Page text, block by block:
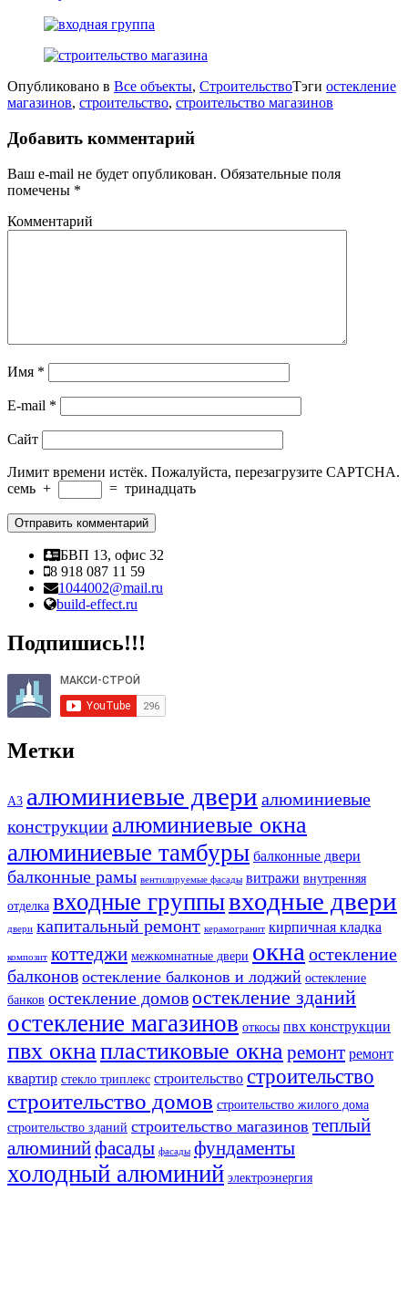
Опубликовано в Все объекты, СтроительствоТэги остекление
магазинов, строительство, строительство магазинов
Добавить комментарий
Ваш e-mail не будет опубликован. Обязательные поля
помечены *
Комментарий
Имя *
E-mail *
Сайт
Лимит времени истёк. Пожалуйста, перезагрузите CAPTCHA.
семь + = тринадцать
БВП 13, офис 32
8 918 087 11 59
1044002@mail.ru
build-effect.ru
Подпишись!!!
Метки
А3 алюминиевые двери алюминиевые
конструкции алюминиевые окна
алюминиевые тамбуры балконные двери
балконные рамы вентилируемые фасады витражи внутренняя
отделка входные группывходные двери
двери капитальный ремонт керамогранит кирпичная кладка
композит коттеджи межкомнатные двери окна остекление
балконов остекление балконов и лоджий остекление
банков остекление домовостекление зданий
остекление магазинов откосы пвх конструкции
пвх окнапластиковые окнаремонт ремонт
квартир стекло триплекс строительство строительство
строительство домов строительство жилого дома
строительство зданий строительство магазинов теплый
алюминийфасады фасады фундаменты
холодный алюминий электроэнергия